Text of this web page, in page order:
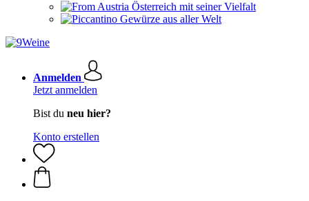
Österreich mit seiner Vielfalt
Gewürze aus aller Welt
Anmelden
Jetzt anmelden
Bist du neu hier?
Konto erstellen